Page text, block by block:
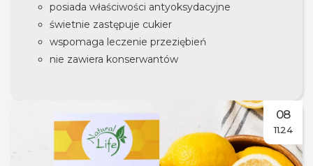
posiada właściwości antyoksydacyjne
świetnie zastępuje cukier
wspomaga leczenie przeziębień
nie zawiera konserwantów
08
11.24